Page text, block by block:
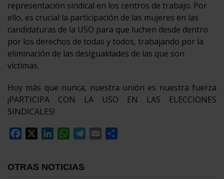
representación sindical en los centros de trabajo. Por
ello, es crucial la participación de las mujeres en las
candidaturas de la USO para que luchen desde dentro
por los derechos de todas y todos, trabajando por la
eliminación de las desigualdades de las que son
víctimas.
Hoy más que nunca, nuestra unión es nuestra fuerza
¡PARTICIPA CON LA USO EN LAS ELECCIONES
SINDICALES!
Facebook
LinkedInWhatsApp
Telegram
Email
OTRAS NOTICIAS